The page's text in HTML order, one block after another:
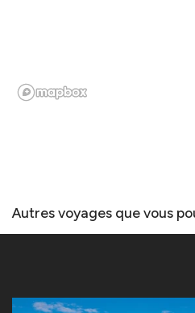
Autres voyages que vous